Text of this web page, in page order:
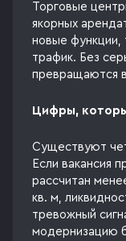
Торговые
якорных
новые функции,
трафик. Без
превращаются
Цифры,
Существуют
Если вакансия
рассчитан
кв. м,
тревожный
модернизацию